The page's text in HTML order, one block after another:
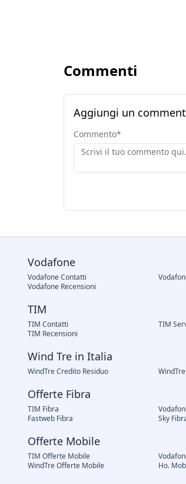
Commenti
Aggiungi un
Commento*
Vodafone
Vodafone Contatti
Vodafone Recensioni
TIM
TIM Contatti TIM
TIM Recensioni
Wind Tre in Italia
WindTre Credito Residuo
Offerte Fibra
TIM Fibra
Fastweb Fibra
Sky
Offerte Mobile
TIM Offerte Mobile
WindTre Offerte Mobile
Ho.